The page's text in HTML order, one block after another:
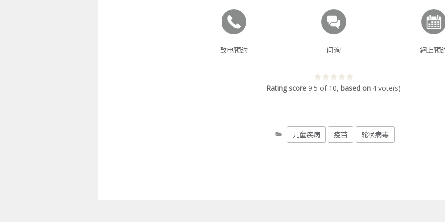
致电预约 问询 網上预
Rating score 9.5 of 10,based on 4 vote(s)
儿童疾病 疫苗 轮状病毒